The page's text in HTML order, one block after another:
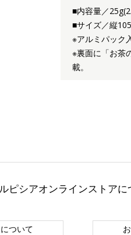
■内容量／
■サイズ／縦
※アルミパック
※裏面に「お茶
載。
ルピシアオンラインストアに
ついて